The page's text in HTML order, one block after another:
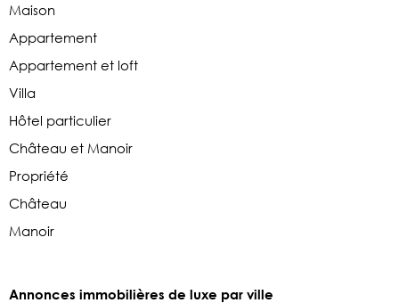
Maison
Appartement
Appartement et loft
Villa
Hôtel particulier
Château et Manoir
Propriété
Château
Manoir
Annonces immobilières de luxe par ville